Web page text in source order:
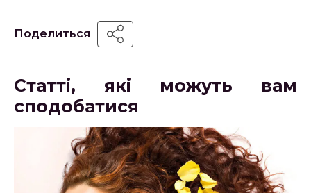
Поделиться
Статті, які можуть вам
сподобатися